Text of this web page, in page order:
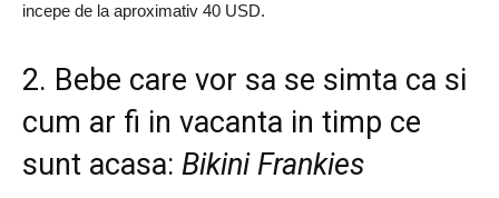
incepe de la aproximativ 40 USD.
2. Bebe care vor sa se simta ca si
cum ar fi in vacanta in timp ce
sunt acasa: Bikini Frankies